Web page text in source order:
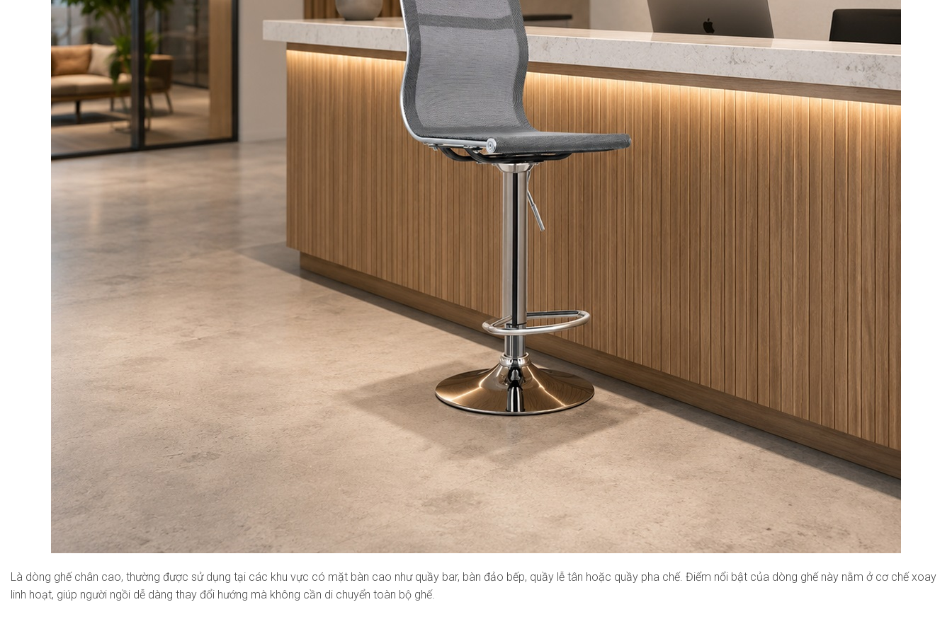
Là dòng ghế chân cao, thường được sử dụng tại các khu vực có mặt bàn cao như quầy bar, bàn đảo bếp, quầy lễ tân hoặc quầy pha chế. Điểm nổi bật của dòng ghế này nằm ở cơ chế xoay
linh hoạt, giúp người ngồi dễ dàng thay đổi hướng mà không cần di chuyển toàn bộ ghế.